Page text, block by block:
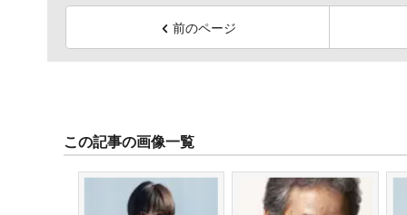
前のページ
この記事の画像一覧